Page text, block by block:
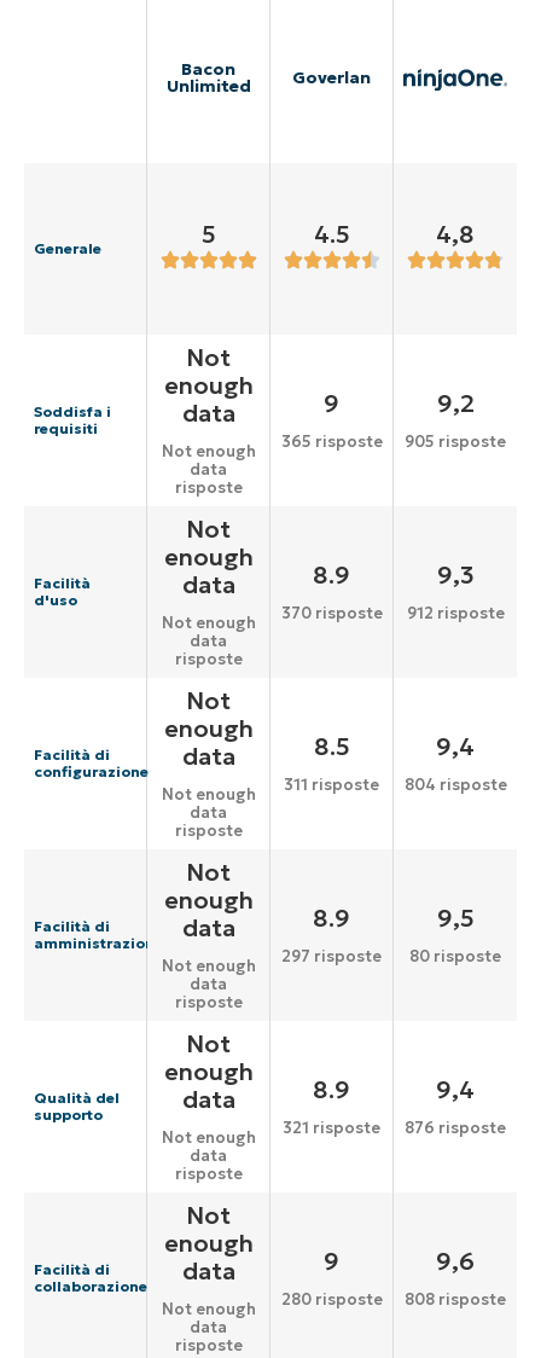
Bacon
Unlimited Goverlan
Generale 5 4.5 4,8
Soddisfa i
requisiti
Not
enough
data
Not enough
data
risposte
9
365 risposte
9,2
905 risposte
Facilità
d'uso
Not
enough
data
Not enough
data
risposte
8.9
370 risposte
9,3
912 risposte
Facilità di
configurazione
Not
enough
data
Not enough
data
risposte
8.5
311 risposte
9,4
804 risposte
Facilità di
amministrazione
Not
enough
data
Not enough
data
risposte
8.9
297 risposte
9,5
80 risposte
Qualità del
supporto
Not
enough
data
Not enough
data
risposte
8.9
321 risposte
9,4
876 risposte
Facilità di
collaborazione
Not
enough
data
Not enough
data
risposte
9
280 risposte
9,6
808 risposte